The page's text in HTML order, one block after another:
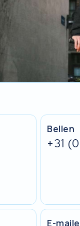
Bellen
+31
E-